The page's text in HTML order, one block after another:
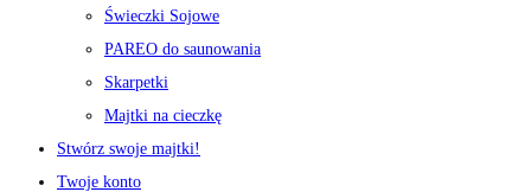
Świeczki Sojowe
PAREO do saunowania
Skarpetki
Majtki na cieczkę
Stwórz swoje majtki!
Twoje konto